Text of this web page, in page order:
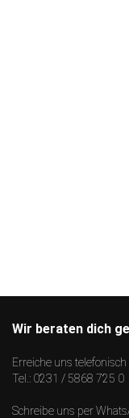
Wir beraten dich
Erreiche uns telefonisch
Tel.: 0231 / 5868 725 0
Schreibe uns per